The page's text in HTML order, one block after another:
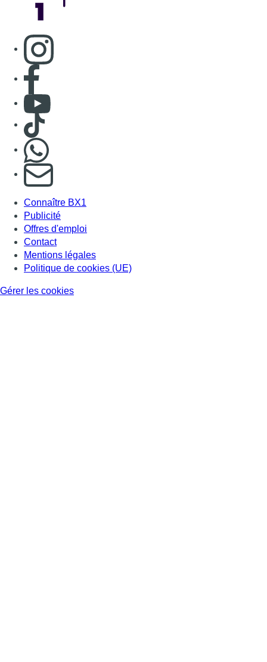
Consulter page Instagram
Consulter page Facebook
Consulter Youtube
Consulter TikTok
S'abonner à notre newsletter
Connaître BX1
Publicité
Offres d'emploi
Contact
Mentions légales
Politique de cookies (UE)
Gérer les cookies